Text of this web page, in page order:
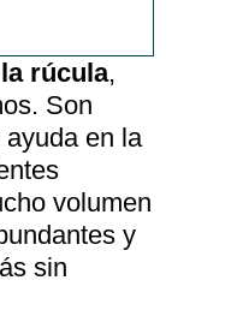
rúcula,
Son
en la
volumen
y
sin